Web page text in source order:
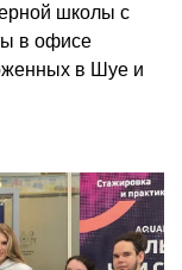
школы с
в офисе
в Шуе и